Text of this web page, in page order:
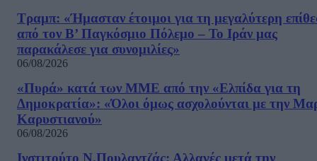
Τραμπ: «Ήμασταν έτοιμοι για τη μεγαλύτερη
από τον Β’ Παγκόσμιο Πόλεμο – Το Ιράν μας
παρακάλεσε για συνομιλίες»
06/08/2026
«Πυρά» κατά των ΜΜΕ από την «Ελπίδα για τη
Δημοκρατία»: «Όλοι όμως ασχολούνται με την
Καρυστιανού»
06/08/2026
Ινστιτούτο Ν.Πουλαντζάς: Αλλαγές μετά την